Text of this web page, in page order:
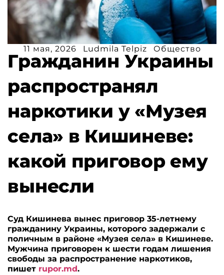
11 мая, 2026 Ludmila Telpiz Общество
Гражданин Украины
распространял
наркотики у «Музея
села» в Кишиневе:
какой приговор ему
вынесли
Суд Кишинева вынес приговор 35-летнему
гражданину Украины, которого задержали с
поличным в районе «Музея села» в Кишиневе.
Мужчина приговорен к шести годам лишения
свободы за распространение наркотиков,
пишет rupor.md.